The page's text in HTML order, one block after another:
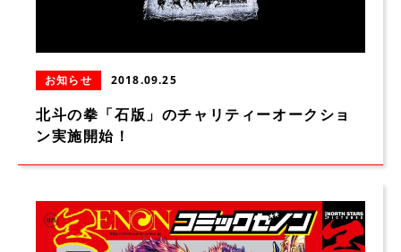
お知らせ 2018.09.25
北斗の拳「石版」のチャリティーオークショ
ン実施開始！